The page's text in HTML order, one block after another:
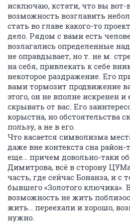
исключаю, кстати, что вы вот-
возможность возглавить
стать во главе какого-то
дело. Рядом с вами есть
возлагались определенные
не оправдывает, но т. не м.
на себя, привлекать к себе
некоторое раздражение. Его
вами тормозит продвижение
этого, он не вполне искренен и
скрывать от вас. Его
корыстна, но обстоятельства
пользу, а не в его.
Что касается символизма
даже вне контекста сна район-
еще… причем довольно-таки
Димитрова, всё в сторону
часть, где сейчас Бонанза, и с
бывшего «Золотого ключика».
возможность не жить
жить… переехали и хорошо,
нужно.